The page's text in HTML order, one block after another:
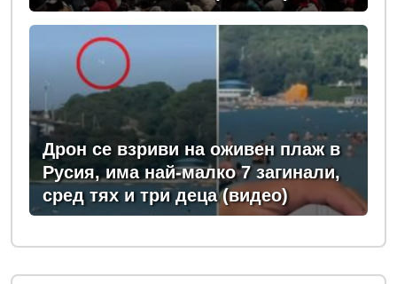
Дрон се взриви на оживен плаж в
Русия, има най-малко 7 загинали,
сред тях и три деца (видео)